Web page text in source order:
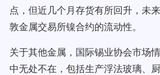
点，但近几个月存货有所回升，未
敦金属交易所镍合约的流动性。
关于其他金属，国际锡业协会市场
中无处不在，包括生产浮法玻璃、